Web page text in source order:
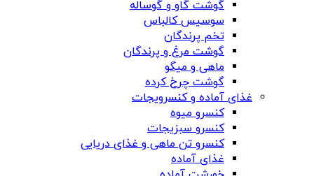
گوشت گاو و گوساله
سوسیس کالباس
تخم پرندگان
گوشت مرغ و پرندگان
ماهی و میگو
گوشت چرخ کرده
غذای آماده و کنسرویجات
کنسرو میوه
کنسرو سبزیجات
کنسرو تن ماهی و غذای دریایی
غذای آماده